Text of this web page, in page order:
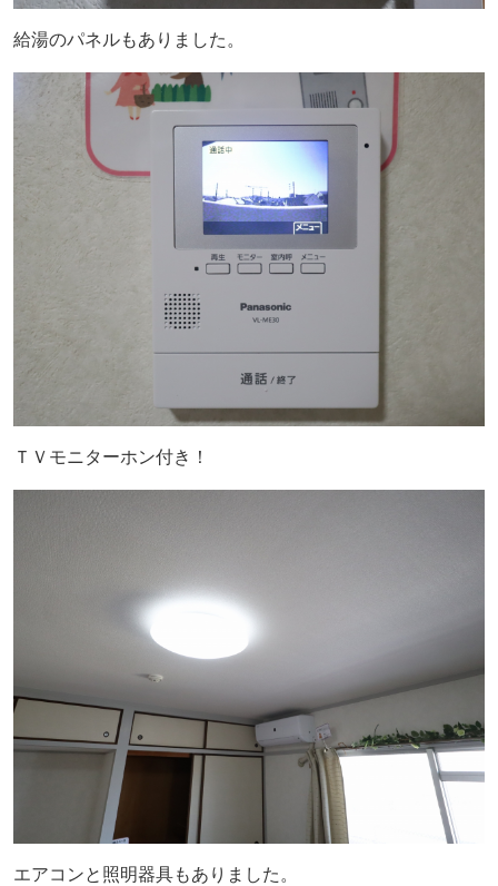
給湯のパネルもありました。
ＴＶモニターホン付き！
エアコンと照明器具もありました。